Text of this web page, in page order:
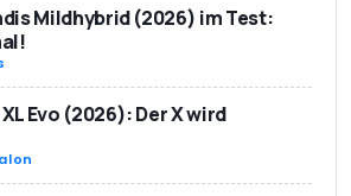
Mildhybrid (2026) im Test:
Evo (2026): Der X wird